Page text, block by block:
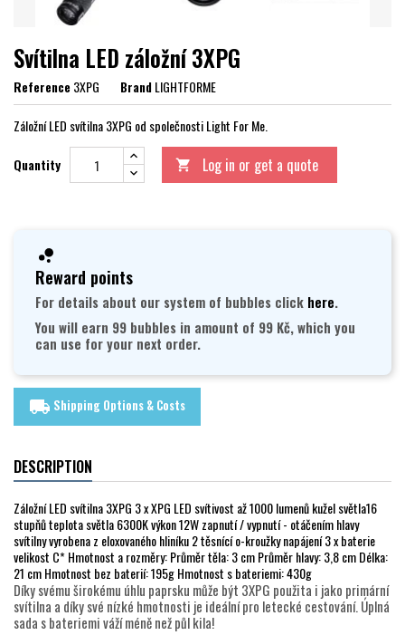
Svítilna LED záložní 3XPG
Reference3XPG BrandLIGHTFORME
Záložní LED svítilna 3XPG od společnosti Light For Me.
Quantity  Log in or get a quote
Reward points
For details about our system of bubbles click here.
You will earn 99 bubbles in amount of 99 Kč, which you
can use for your next order.
local_shipping Shipping Options & Costs
DESCRIPTION
Záložní LED svítilna 3XPG 3 x XPG LED svítivost až 1000 lumenů kužel světla16
stupňů teplota světla 6300K výkon 12W zapnutí / vypnutí - otáčením hlavy
svítilny vyrobena z eloxovaného hliníku 2 těsnící o-kroužky napájení 3 x baterie
velikost C* Hmotnost a rozměry: Průměr těla: 3 cm Průměr hlavy: 3,8 cm Délka:
21 cm Hmotnost bez baterií: 195g Hmotnost s bateriemi: 430g
Díky svému širokému úhlu paprsku může být 3XPG použita i jako primární
svítilna a díky své nízké hmotnosti je ideální pro letecké cestování. Úplná
sada s bateriemi váží méně než půl kila!